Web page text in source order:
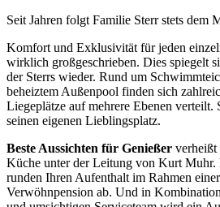
Seit Jahren folgt Familie Sterr stets dem
Komfort und Exklusivität für jeden
wirklich großgeschrieben. Dies spiegelt
der Sterrs wieder. Rund um
beheiztem Außenpool finden sich
Liegeplätze auf mehrere Ebenen
seinen eigenen Lieblingsplatz.
Beste Aussichten für Genießer verheißt
Küche unter der Leitung von Kurt Muhr.
runden Ihren Aufenthalt im Rahmen
Verwöhnpension ab. Und in